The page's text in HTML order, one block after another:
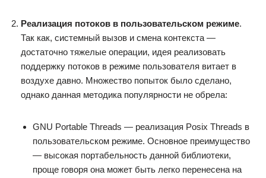
Реализация потоков в пользовательском режиме.
Так как, системный вызов и смена контекста —
достаточно тяжелые операции, идея реализовать
поддержку потоков в режиме пользователя витает в
воздухе давно. Множество попыток было сделано,
однако данная методика популярности не обрела:
GNU Portable Threads — реализация Posix Threads в
пользовательском режиме. Основное преимущество
— высокая портабельность данной библиотеки,
проще говоря она может быть легко перенесена на